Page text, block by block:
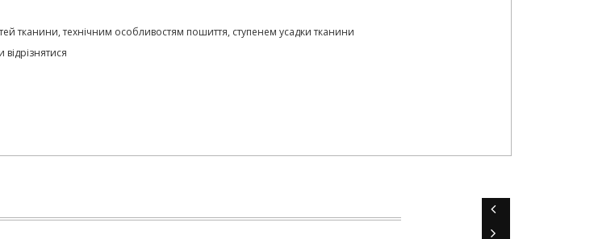
тканини, технічним особливостям пошиття, ступенем усадки тканини